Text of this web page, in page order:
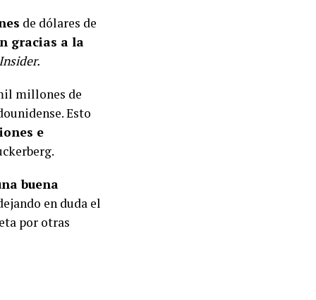
de dólares de
gracias a la
millones de
Esto
e
buena
en duda el
por otras